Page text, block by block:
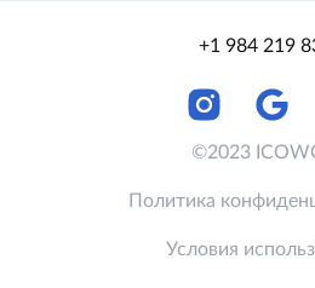
+1 984 219
©2023
Политика
Условия